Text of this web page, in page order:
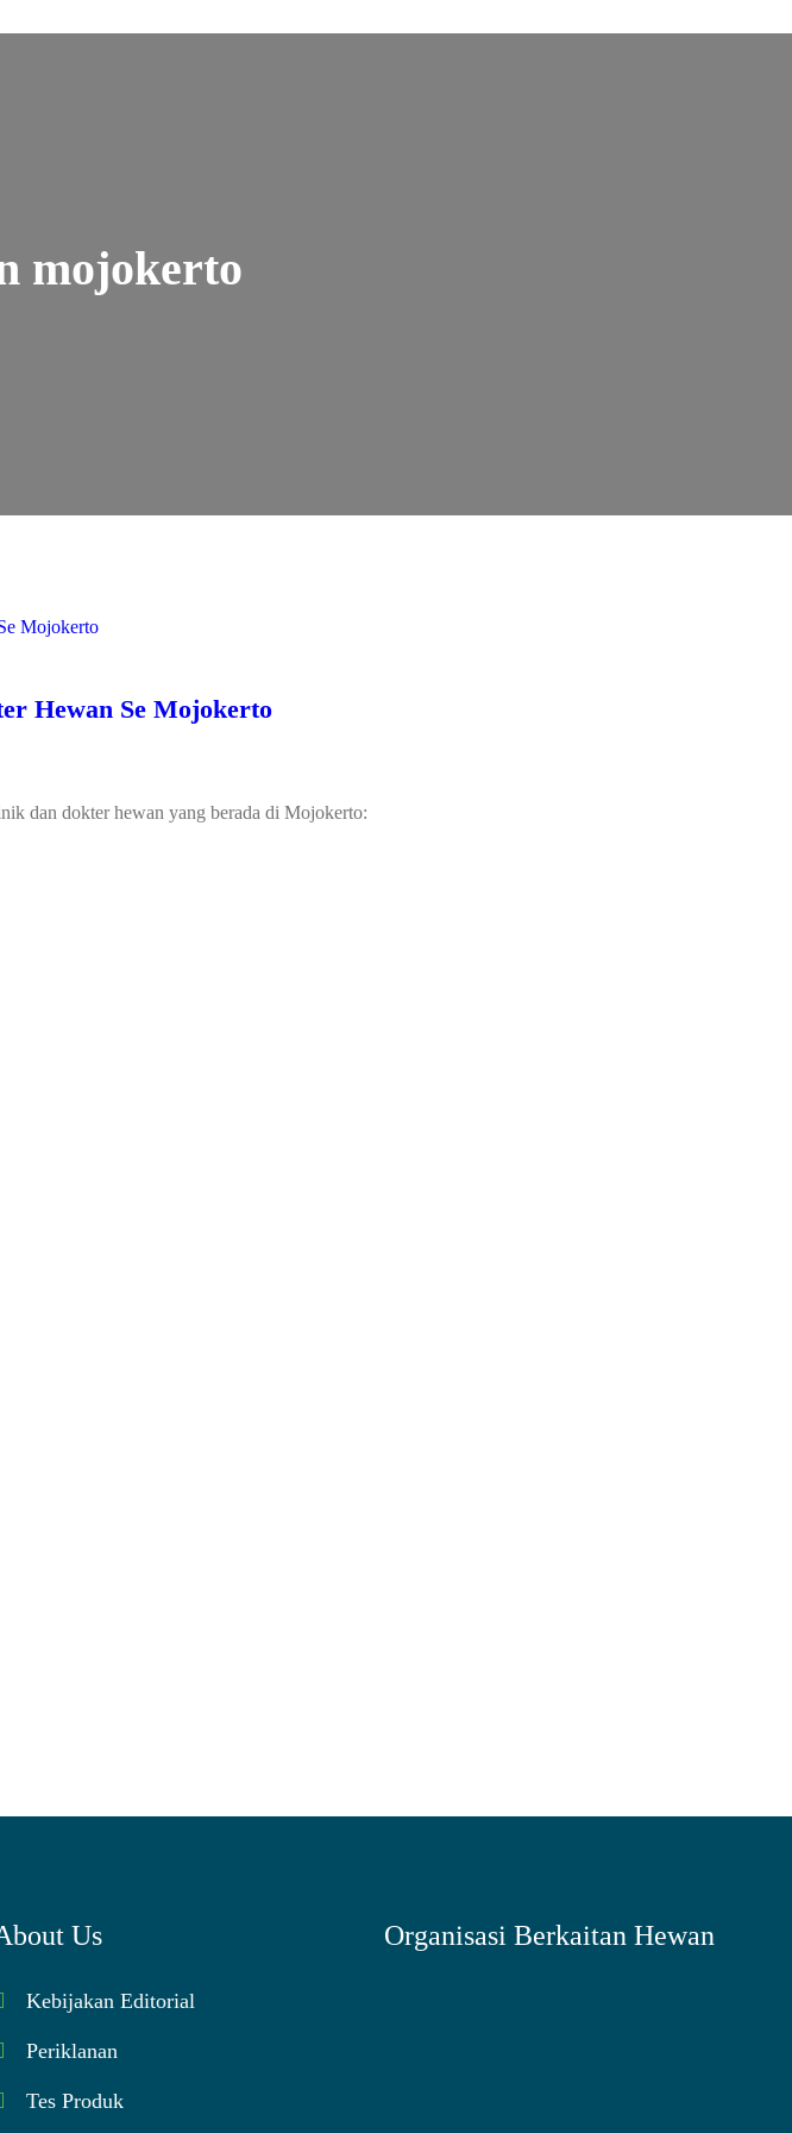
mojokerto
Hewan Se Mojokerto
dan dokter hewan yang berada di Mojokerto:
Us
Kebijakan Editorial
Periklanan
Tes Produk
Organisasi Berkaitan Hewan